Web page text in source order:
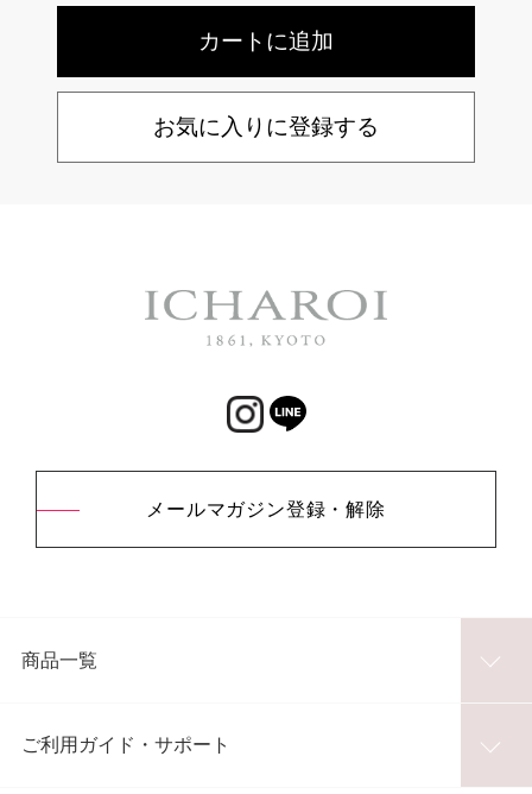
お気に入りに登録する
メールマガジン登録・解除
商品一覧
ご利用ガイド・サポート